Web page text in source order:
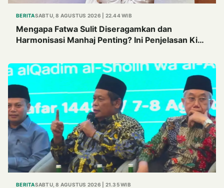
BERITASABTU, 8 AGUSTUS 2026 | 22.44 WIB
Mengapa Fatwa Sulit Diseragamkan dan
Harmonisasi Manhaj Penting? Ini Penjelasan Kiai
BERITASABTU, 8 AGUSTUS 2026 | 21.35 WIB